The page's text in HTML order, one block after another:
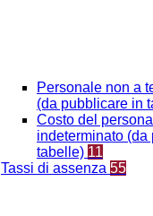
Personale non a
(da pubblicare in
Costo del
indeterminato (da
tabelle) 11
Tassi di assenza 55